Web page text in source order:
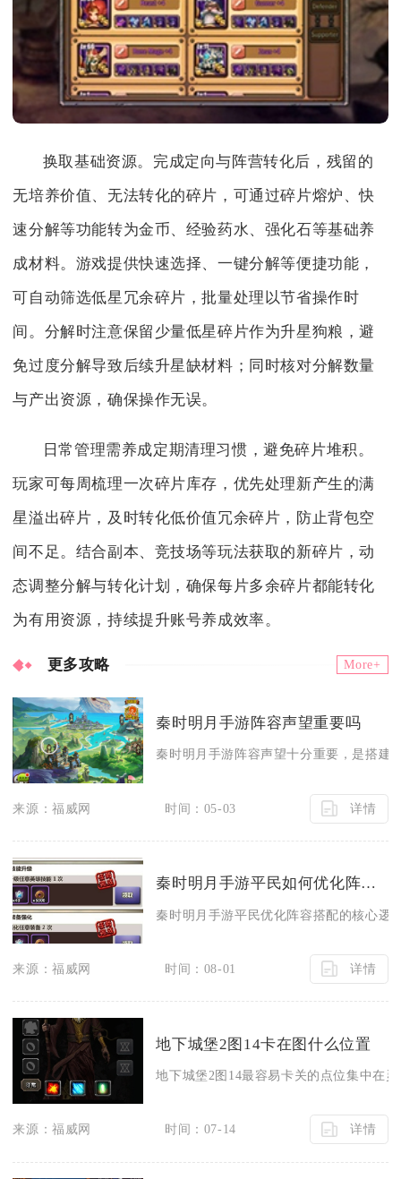
换取基础资源。完成定向与阵营转化后，残留的
无培养价值、无法转化的碎片，可通过碎片熔炉、快
速分解等功能转为金币、经验药水、强化石等基础养
成材料。游戏提供快速选择、一键分解等便捷功能，
可自动筛选低星冗余碎片，批量处理以节省操作时
间。分解时注意保留少量低星碎片作为升星狗粮，避
免过度分解导致后续升星缺材料；同时核对分解数量
与产出资源，确保操作无误。
日常管理需养成定期清理习惯，避免碎片堆积。
玩家可每周梳理一次碎片库存，优先处理新产生的满
星溢出碎片，及时转化低价值冗余碎片，防止背包空
间不足。结合副本、竞技场等玩法获取的新碎片，动
态调整分解与转化计划，确保每片多余碎片都能转化
为有用资源，持续提升账号养成效率。
更多攻略 More+
秦时明月手游阵容声望重要吗
秦时明月手游阵容声望十分重要，是搭建
来源：福威网 时间：05-03 详情
秦时明月手游平民如何优化阵容搭配
秦时明月手游平民优化阵容搭配的核心逻
来源：福威网 时间：08-01 详情
地下城堡2图14卡在图什么位置
地下城堡2图14最容易卡关的点位集中在
来源：福威网 时间：07-14 详情